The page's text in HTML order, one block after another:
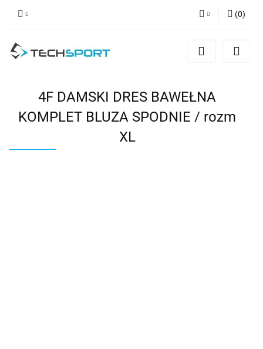
Zaloguj się
(0)
4F DAMSKI DRES BAWEŁNA
KOMPLET BLUZA SPODNIE / rozm
XL